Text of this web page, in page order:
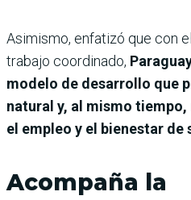
Asimismo, enfatizó que con
trabajo coordinado,
modelo de desarrollo que
natural y, al mismo
el empleo y el bienestar de
Acompaña la